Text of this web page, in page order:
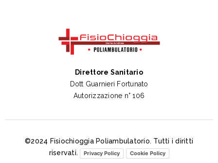
Direttore Sanitario
Dott Guarnieri Fortunato
Autorizzazione n° 106
©2024 Fisiochioggia Poliambulatorio. Tutti i diritti
riservati.
Privacy Policy Cookie Policy